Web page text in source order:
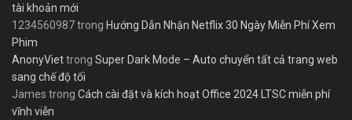
tài khoản mới
1234560987trong Hướng Dẫn Nhận Netflix 30 Ngày Miễn Phí Xem
Phim
AnonyViettrong Super Dark Mode – Auto chuyển tất cả trang web
sang chế độ tối
James trong Cách cài đặt và kích hoạt Office 2024 LTSC miễn phí
vĩnh viễn